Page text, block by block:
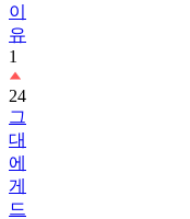
이
유
1
24
그
대
에
게
드